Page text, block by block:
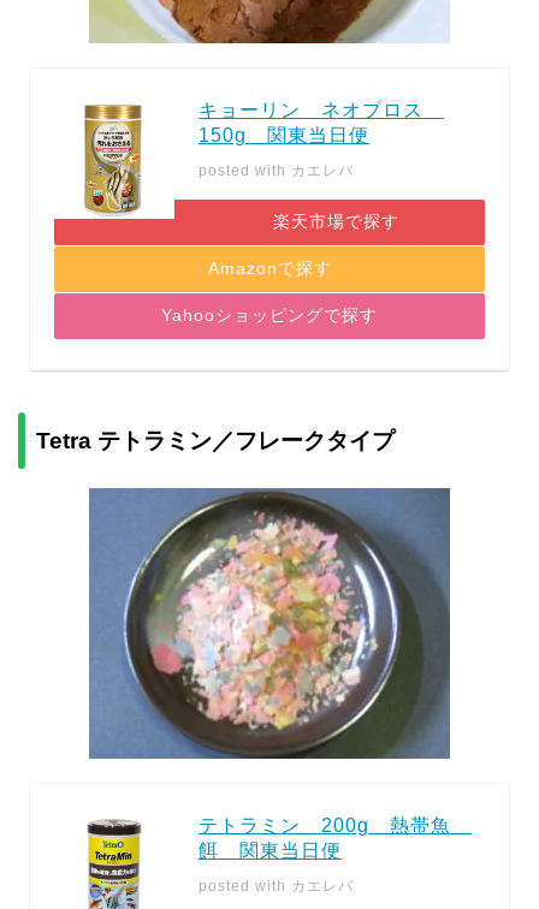
キョーリン ネオプロス
150g 関東当日便
posted with カエレバ
楽天市場で探す
Amazonで探す
Yahooショッピングで探す
Tetra テトラミン／フレークタイプ
テトラミン 200g 熱帯魚
餌 関東当日便
posted with カエレバ